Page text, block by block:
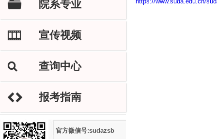
F 院系专业
M 宣传视频
L 查询中心
H 报考指南
官方微信号:sudazsb